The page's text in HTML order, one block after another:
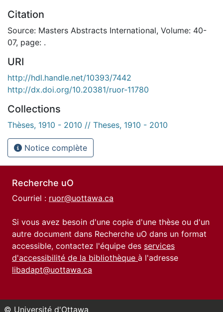
Citation
Source: Masters Abstracts International, Volume: 40-
07, page: .
URI
http://hdl.handle.net/10393/7442
http://dx.doi.org/10.20381/ruor-11780
Collections
Thèses, 1910 - 2010 // Theses, 1910 - 2010
Notice complète
Recherche uO
Courriel : ruor@uottawa.ca
Si vous avez besoin d'une copie d'une thèse ou d'un
autre document dans Recherche uO dans un format
accessible, contactez l'équipe des services
d'accessibilité de la bibliothèque à l'adresse
libadapt@uottawa.ca
© Université d'Ottawa